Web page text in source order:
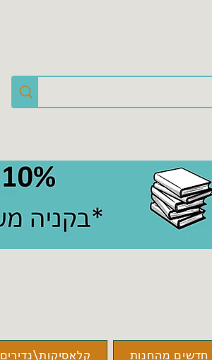
חדשים מהחנות קלאסיקות\נדירים